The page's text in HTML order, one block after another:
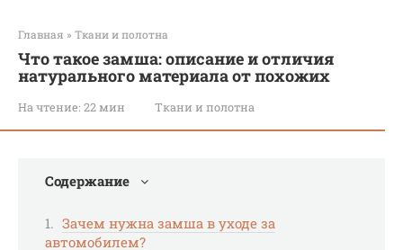
Главная » Ткани и полотна
Что такое замша: описание и отличия
натурального материала от похожих
На чтение: 22 мин Ткани и полотна
Содержание
Зачем нужна замша в уходе за
автомобилем?